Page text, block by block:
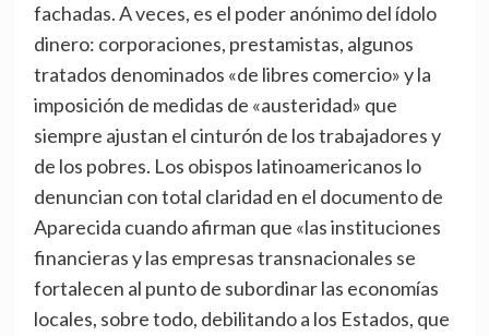
fachadas. A veces, es el poder anónimo del ídolo
dinero: corporaciones, prestamistas, algunos
tratados denominados «de libres comercio» y la
imposición de medidas de «austeridad» que
siempre ajustan el cinturón de los trabajadores y
de los pobres. Los obispos latinoamericanos lo
denuncian con total claridad en el documento de
Aparecida cuando afirman que «las instituciones
financieras y las empresas transnacionales se
fortalecen al punto de subordinar las economías
locales, sobre todo, debilitando a los Estados, que